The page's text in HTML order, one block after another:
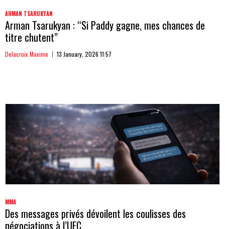
ARMAN TSARUKYAN
Arman Tsarukyan : “Si Paddy gagne, mes chances de
titre chutent”
Delacroix Maxime 13 January, 2026 11:57
MMA
Des messages privés dévoilent les coulisses des
négociations à l’UFC